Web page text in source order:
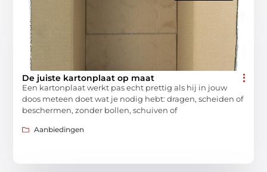
De juiste kartonplaat op maat
Een kartonplaat werkt pas echt prettig als hij in jouw
doos meteen doet wat je nodig hebt: dragen, scheiden of
beschermen, zonder bollen, schuiven of
Aanbiedingen